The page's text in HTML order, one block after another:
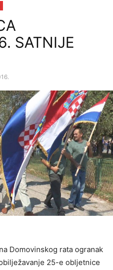
SATNIJE
Domovinskog rata ogranak
25-e obljetnice